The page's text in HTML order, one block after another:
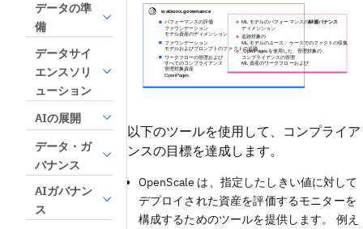
データの準
備
データサイ
エンスソリ
ューション
AIの展開
データ・ガ
バナンス
AIガバナン
ス
以下のツールを使用して、コンプライア
ンスの目標を達成します。
OpenScale は、指定したしきい値に対して
デプロイされた資産を評価するモニターを
構成するためのツールを提供します。 例え